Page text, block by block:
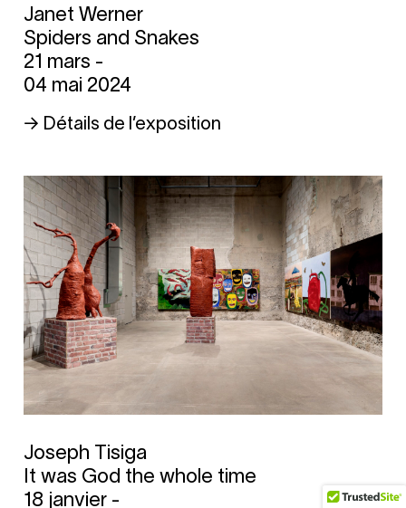
Janet Werner
Spiders and Snakes
21 mars -
04 mai 2024
→ Détails de l’exposition
Joseph Tisiga
It was God the whole time
18 janvier -